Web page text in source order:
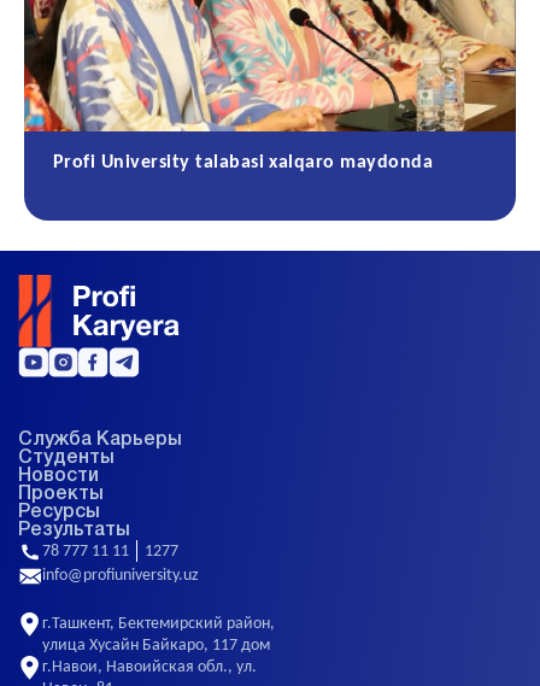
Profi University talabasi xalqaro maydonda
Служба Карьеры
Студенты
Новости
Проекты
Ресурсы
Результаты
78 777 11 11
1277
info@profiuniversity.uz
г.Ташкент, Бектемирский район,
улица Хусайн Байкаро, 117 дом
г.Навои, Навоийская обл., ул.